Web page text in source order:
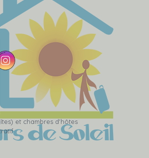
et chambres d'hôtes